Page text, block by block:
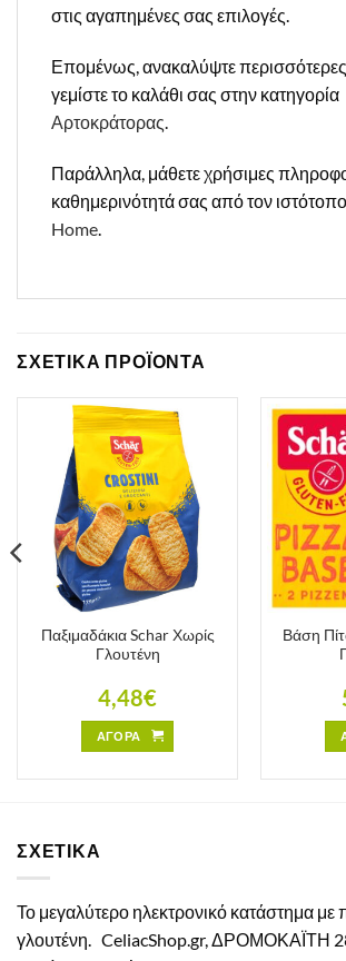
στις αγαπημένες σας επιλογές.
Επομένως, ανακαλύψτε περισσότερες
γεμίστε το καλάθι σας στην κατηγορία
Αρτοκράτορας.
Παράλληλα, μάθετε χρήσιμες
καθημερινότητά σας από τον ιστότοπο
Home
ΣΧΕΤΙΚΑ ΠΡΟΪΟΝΤΑ
Παξιμαδάκια Schar Χωρίς
Γλουτένη
4,48€
ΑΓΟΡΑ
Βάση
ΣΧΕΤΙΚΑ
Το μεγαλύτερο ηλεκτρονικό κατάστημα με
γλουτένη. CeliacShop.gr, ΔΡΟΜΟΚΑΪΤΗ